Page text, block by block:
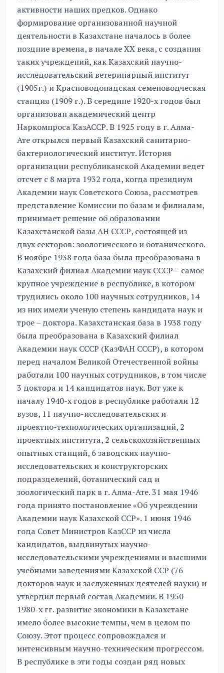
активности наших предков. Однако
формирование организованной научной
деятельности в Казахстане началось в более
поздние времена, в начале XX века, с создания
таких учреждений, как Казахский научно-
исследовательский ветеринарный институт
(1905г.) и Красноводопадская семеноводческая
станция (1909 г.). В середине 1920-х годов был
организован академический центр
Наркомпроса КазАССР. В 1925 году в г. Алма-
Ате открылся первый Казахский санитарно-
бактериологический институт. История
организации республиканской Академии ведет
отсчет с 8 марта 1932 года, когда президиум
Академии наук Советского Союза, рассмотрев
представление Комиссии по базам и филиалам,
принимает решение об образовании
Казахстанской базы АН СССР, состоящей из
двух секторов: зоологического и ботанического.
В ноябре 1938 года база была преобразована в
Казахский филиал Академии наук СССР – самое
крупное учреждение в республике, в котором
трудились около 100 научных сотрудников, 14
из них имели ученую степень кандидата наук и
трое – доктора. Казахстанская база в 1938 году
была преобразована в Казахский филиал
Академии наук СССР (КазФАН СССР), в котором
перед началом Великой Отечественной войны
работали 100 научных сотрудников, в том числе
3 доктора и 14 кандидатов наук. Вот уже к
началу 1940-х годов в республике работали 12
вузов, 11 научно-исследовательских и
проектно-технологических организаций, 2
проектных института, 2 сельскохозяйственных
опытных станций, 6 заводских научно-
исследовательских и конструкторских
подразделений, ботанический сад и
зоологический парк в г. Алма-Ате. 31 мая 1946
года принято постановление «Об учреждении
Академии наук Казахской ССР». 1 июня 1946
года Совет Министров КазССР из числа
кандидатов, выдвинутых научно-
исследовательскими учреждениями и высшими
учебными заведениями Казахской ССР (76
докторов наук и заслуженных деятелей науки) и
утвердил первый состав Академии. В 1950–
1980-х гг. развитие экономики в Казахстане
имело более высокие темпы, чем в целом по
Союзу. Этот процесс сопровождался и
интенсивным научно-техническим прогрессом.
В республике в эти годы создан ряд новых